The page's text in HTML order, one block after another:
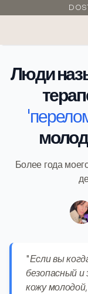
Люди
Более года
"Если вы
безопасный
кожу